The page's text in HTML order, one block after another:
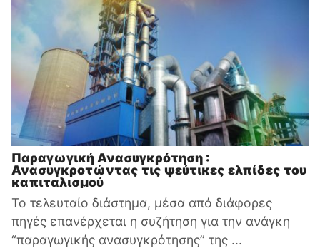
Παραγωγική Ανασυγκρότηση :
Ανασυγκροτώντας τις ψεύτικες ελπίδες του
καπιταλισμού
Το τελευταίο διάστημα, μέσα από διάφορες
πηγές επανέρχεται η συζήτηση για την ανάγκη
“παραγωγικής ανασυγκρότησης” της ...